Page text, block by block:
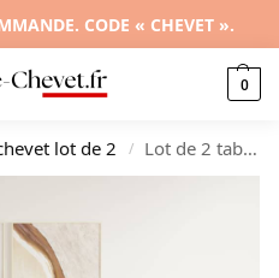
CODE « CHEVET ».
0
lot de 2 / Lot de 2 tables de chevet bois blanc design moderne connecté, 40x30x50cm